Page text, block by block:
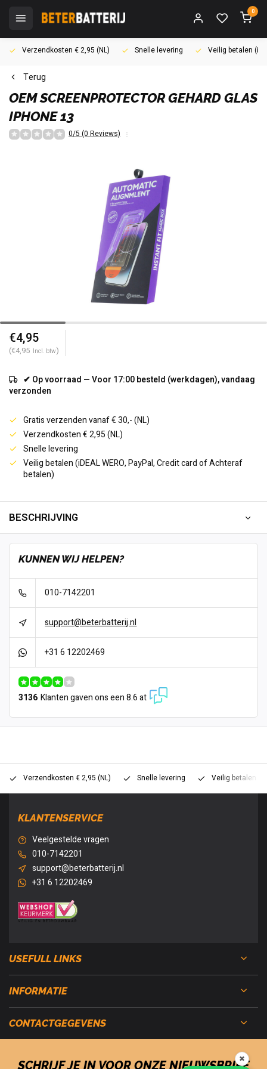
0
Verzendkosten € 2,95 (NL) Snelle levering Veilig betalen
Terug
OEMSCREENPROTECTOR GEHARD GLAS
IPHONE 13
0/5 (0 Reviews)
€4,95
(€4,95 Incl. btw)
✔ Op voorraad — Voor 17:00 besteld (werkdagen), vandaag
verzonden
Gratis verzenden vanaf € 30,- (NL)
Verzendkosten € 2,95 (NL)
Snelle levering
Veilig betalen (iDEAL WERO, PayPal, Credit card of Achteraf
betalen)
BESCHRIJVING
KUNNEN WIJ HELPEN?
010-7142201
support@beterbatterij.nl
+31 6 12202469
3136 Klanten gaven ons een 8.6 at
Verzendkosten € 2,95 (NL) Snelle levering Veilig betalen
KLANTENSERVICE
Veelgestelde vragen
010-7142201
support@beterbatterij.nl
+31 6 12202469
USEFULL LINKS
INFORMATIE
CONTACTGEGEVENS
SCHRIJF JE IN VOOR ONZE NIEUWSBRIEF
✖